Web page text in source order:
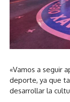
«Vamos a seguir
deporte, ya que
desarrollar la